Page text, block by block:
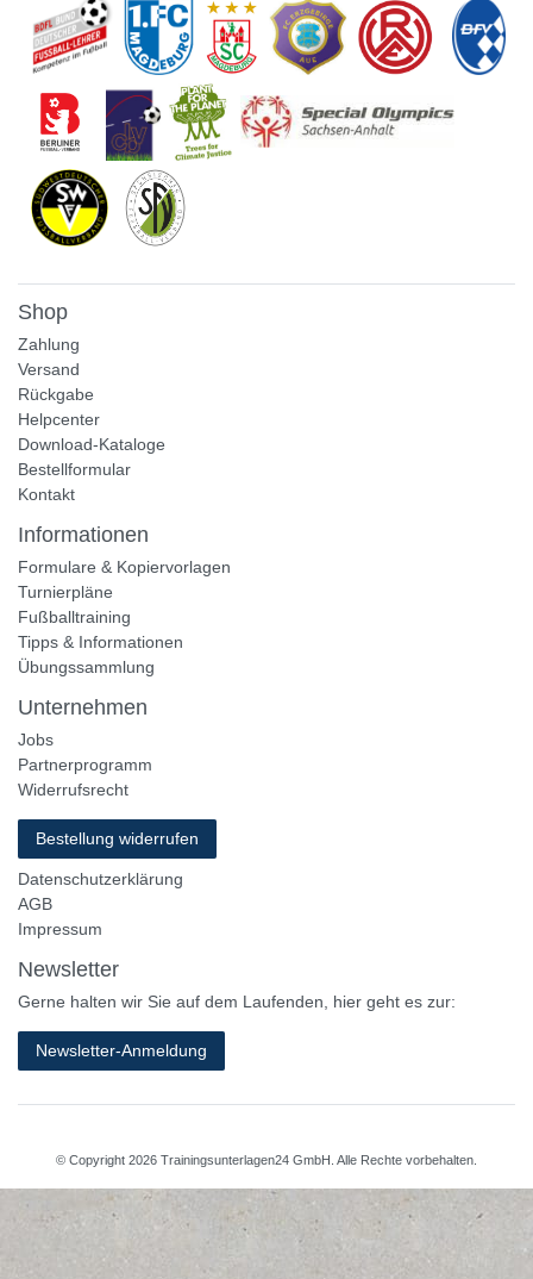
Shop
Zahlung
Versand
Rückgabe
Helpcenter
Download-Kataloge
Bestellformular
Kontakt
Informationen
Formulare & Kopiervorlagen
Turnierpläne
Fußballtraining
Tipps & Informationen
Übungssammlung
Unternehmen
Jobs
Partnerprogramm
Widerrufsrecht
Bestellung widerrufen
Datenschutzerklärung
AGB
Impressum
Newsletter
Gerne halten wir Sie auf dem Laufenden, hier geht es zur:
Newsletter-Anmeldung
© Copyright 2026 Trainingsunterlagen24 GmbH. Alle Rechte vorbehalten.